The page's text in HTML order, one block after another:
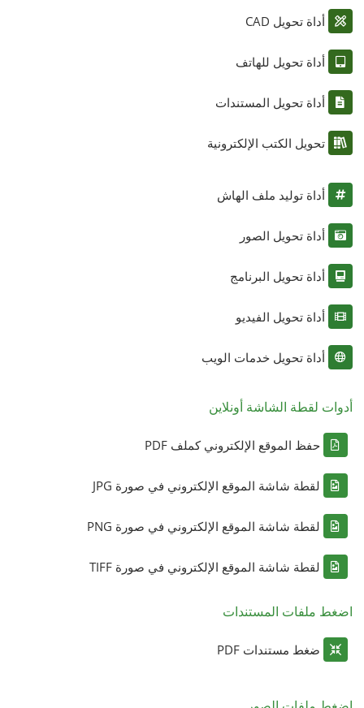
أداة تحويل CAD
أداة تحويل للهاتف
أداة تحويل المستندات
تحويل الكتب الإلكترونية
أداة توليد ملف الهاش
أداة تحويل الصور
أداة تحويل البرنامج
أداة تحويل الفيديو
أداة تحويل خدمات الويب
أدوات لقطة الشاشة أونلاين
حفظ الموقع الإلكتروني كملف PDF
لقطة شاشة الموقع الإلكتروني في صورة JPG
لقطة شاشة الموقع الإلكتروني في صورة PNG
لقطة شاشة الموقع الإلكتروني في صورة TIFF
اضغط ملفات المستندات
ضغط مستندات PDF